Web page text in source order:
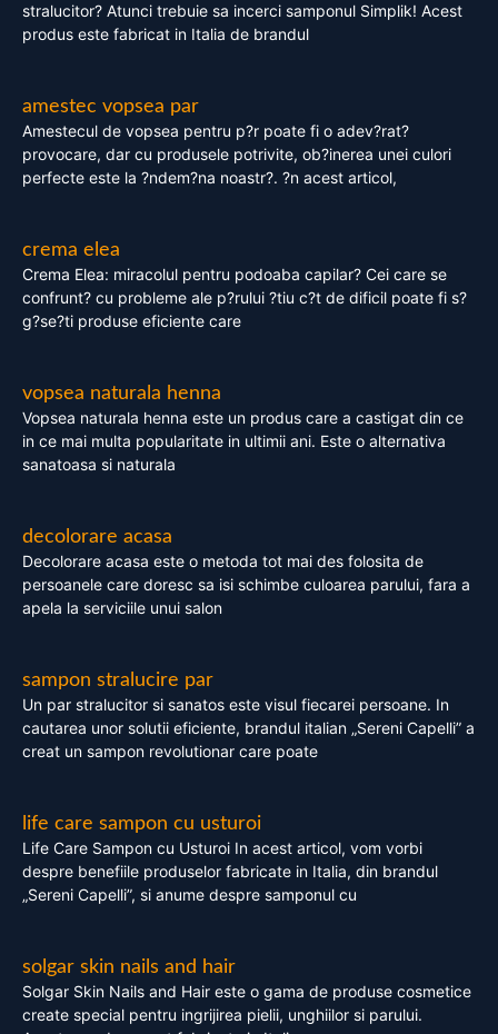
stralucitor? Atunci trebuie sa incerci samponul Simplik! Acest
produs este fabricat in Italia de brandul
amestec vopsea par
Amestecul de vopsea pentru p?r poate fi o adev?rat?
provocare, dar cu produsele potrivite, ob?inerea unei culori
perfecte este la ?ndem?na noastr?. ?n acest articol,
crema elea
Crema Elea: miracolul pentru podoaba capilar? Cei care se
confrunt? cu probleme ale p?rului ?tiu c?t de dificil poate fi s?
g?se?ti produse eficiente care
vopsea naturala henna
Vopsea naturala henna este un produs care a castigat din ce
in ce mai multa popularitate in ultimii ani. Este o alternativa
sanatoasa si naturala
decolorare acasa
Decolorare acasa este o metoda tot mai des folosita de
persoanele care doresc sa isi schimbe culoarea parului, fara a
apela la serviciile unui salon
sampon stralucire par
Un par stralucitor si sanatos este visul fiecarei persoane. In
cautarea unor solutii eficiente, brandul italian „Sereni Capelli” a
creat un sampon revolutionar care poate
life care sampon cu usturoi
Life Care Sampon cu Usturoi In acest articol, vom vorbi
despre benefiile produselor fabricate in Italia, din brandul
„Sereni Capelli”, si anume despre samponul cu
solgar skin nails and hair
Solgar Skin Nails and Hair este o gama de produse cosmetice
create special pentru ingrijirea pielii, unghiilor si parului.